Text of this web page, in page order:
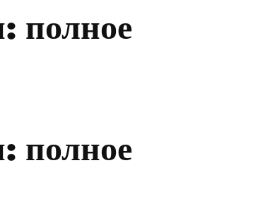
полное
полное